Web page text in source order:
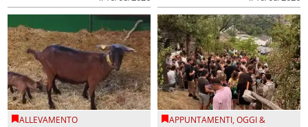
ALLEVAMENTO APPUNTAMENTI,OGGI &